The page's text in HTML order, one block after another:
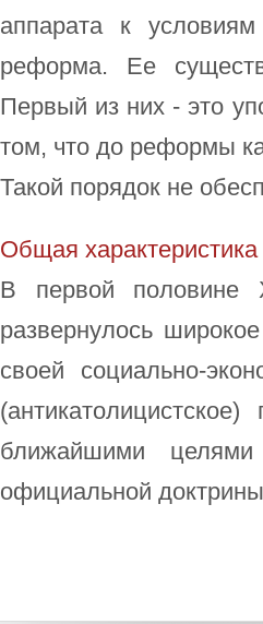
аппарата к
реформа. Ее
Первый из них - это
том, что до реформы
Такой порядок не
Общая
В первой половине
развернулось
своей социально-
ближайшими целями
официальной